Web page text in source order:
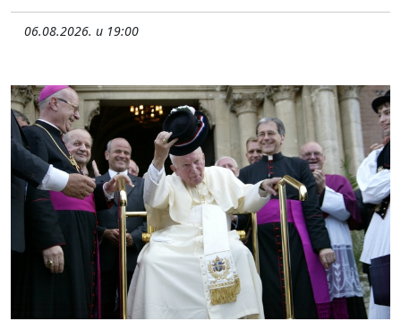
06.08.2026. u 19:00